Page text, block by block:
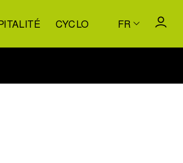
CYCLO FR